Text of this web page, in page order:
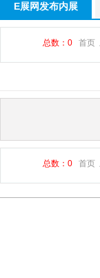
E展网发布内展
总数：0 首页
总数：0 首页